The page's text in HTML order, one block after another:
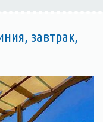
завтрак,